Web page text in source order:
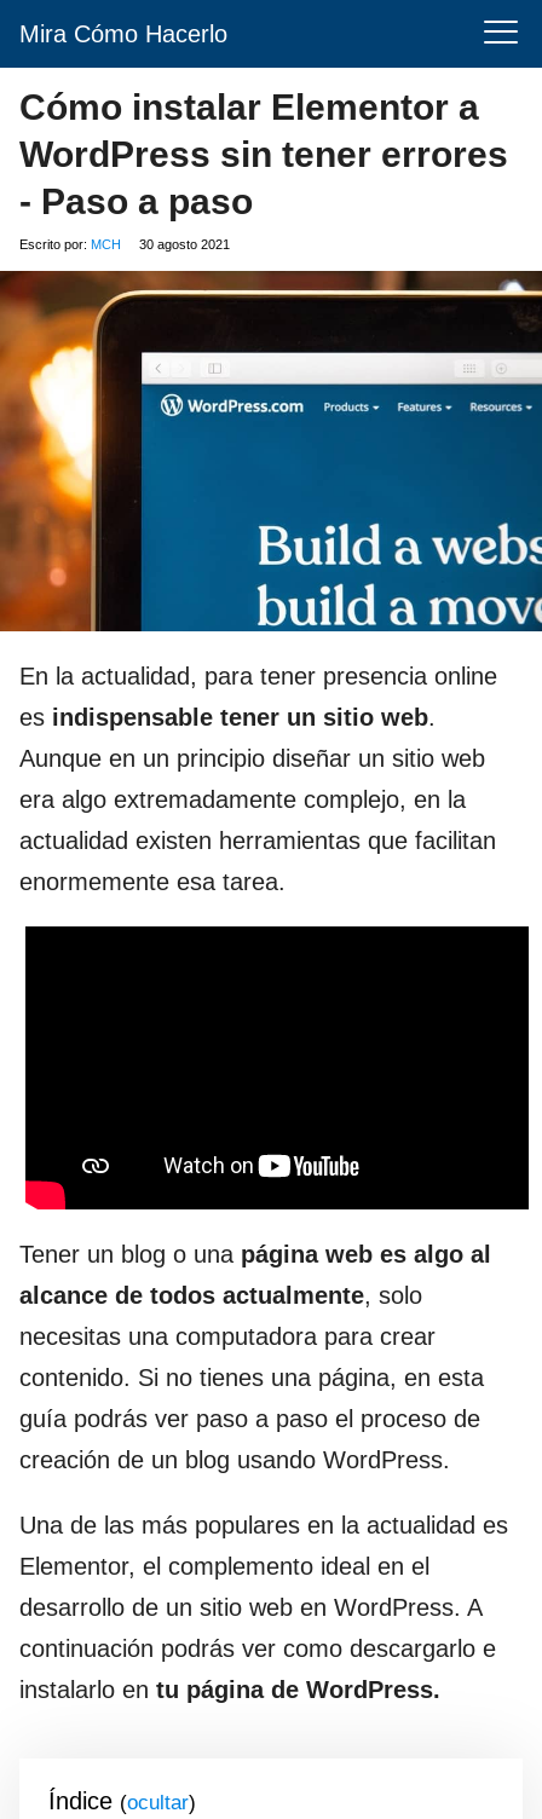
Mira Cómo Hacerlo
Cómo instalar Elementor a
WordPress sin tener errores
- Paso a paso
Escrito por: MCH 30 agosto 2021
En la actualidad, para tener presencia online
es indispensable tener un sitio web.
Aunque en un principio diseñar un sitio web
era algo extremadamente complejo, en la
actualidad existen herramientas que facilitan
enormemente esa tarea.
Tener un blog o una página web es algo al
alcance de todos actualmente, solo
necesitas una computadora para crear
contenido. Si no tienes una página, en esta
guía podrás ver paso a paso el proceso de
creación de un blog usando WordPress.
Una de las más populares en la actualidad es
Elementor, el complemento ideal en el
desarrollo de un sitio web en WordPress. A
continuación podrás ver como descargarlo e
instalarlo en tu página de WordPress.
Índice ( )